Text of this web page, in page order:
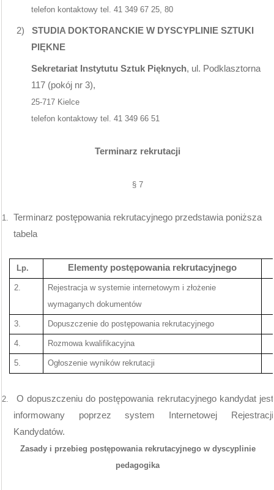
telefon kontaktowy tel. 41 349 67 25, 80
2)
STUDIA DOKTORANCKIE W DYSCYPLINIE SZTUKI
PIĘKNE
Sekretariat Instytutu Sztuk Pięknych, ul. Podklasztorna
117 (pokój nr 3),
25-717 Kielce
telefon kontaktowy tel. 41 349 66 51
Terminarz rekrutacji
§ 7
1. Terminarz postępowania rekrutacyjnego przedstawia poniższa
tabela
Lp. Elementy postępowania rekrutacyjnego
2.
Rejestracja w systemie internetowym i złożenie
wymaganych dokumentów
3. Dopuszczenie do postępowania rekrutacyjnego
4. Rozmowa kwalifikacyjna
5. Ogłoszenie wyników rekrutacji
2.
O dopuszczeniu do postępowania rekrutacyjnego kandydat jest
informowany poprzez system Internetowej Rejestracji
Kandydatów.
Zasady i przebieg postępowania rekrutacyjnego w dyscyplinie
pedagogika